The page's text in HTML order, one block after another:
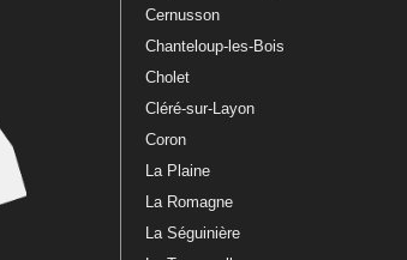
Cernusson
Chanteloup-les-Bois
Cholet
Cléré-sur-Layon
Coron
La Plaine
La Romagne
La Séguinière